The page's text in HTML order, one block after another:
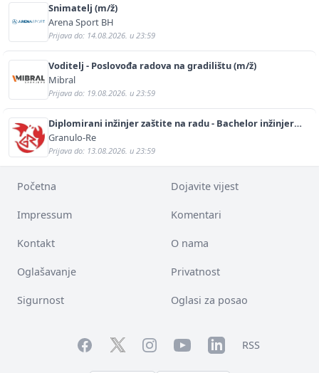
Snimatelj (m/ž)
Arena Sport BH
Prijava do: 14.08.2026. u 23:59
Voditelj - Poslovođa radova na gradilištu (m/ž)
Mibral
Prijava do: 19.08.2026. u 23:59
Diplomirani inžinjer zaštite na radu - Bachelor inžinjer
sigurnosti i pomoći (m/ž)
Granulo-Re
Prijava do: 13.08.2026. u 23:59
Početna Dojavite vijest
Impressum Komentari
Kontakt O nama
Oglašavanje Privatnost
Sigurnost Oglasi za posao
FacebookTwitterInstagramYouTubeLinkedInRSS